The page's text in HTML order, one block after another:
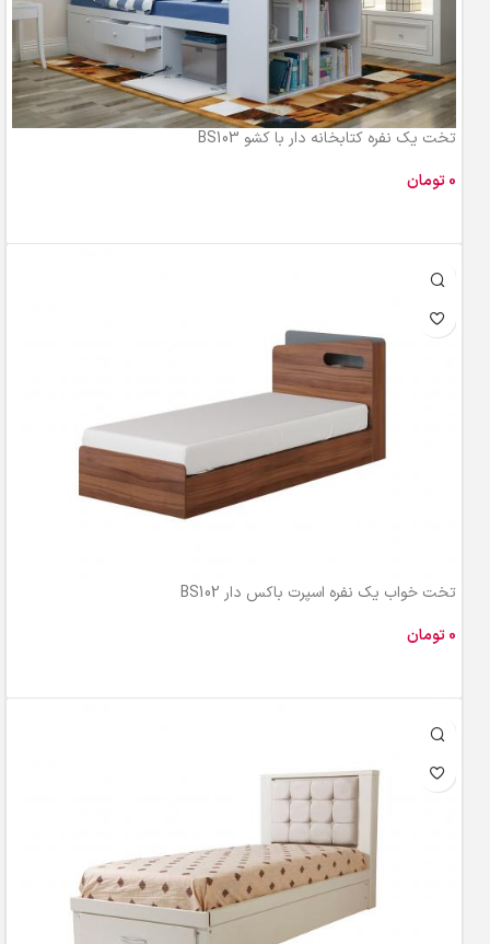
تخت یک نفره کتابخانه دار با کشو BS103
تومان
تخت خواب یک نفره اسپرت باکس دار BS102
تومان